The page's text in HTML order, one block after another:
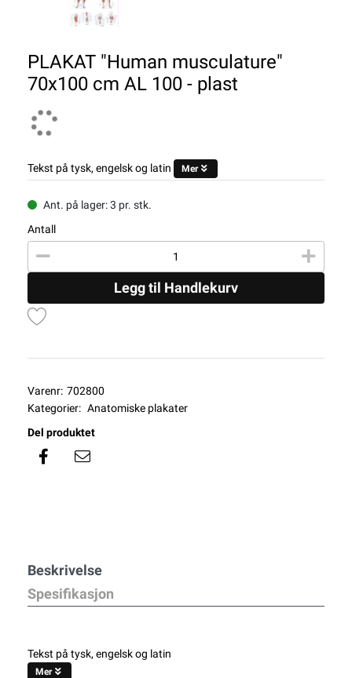
PLAKAT "Human musculature"
70x100 cm AL 100 - plast
Tekst på tysk, engelsk og latin Mer
Ant. på lager: 3 pr. stk.
Antall
Legg til Handlekurv
Varenr: 702800
Kategorier: Anatomiske plakater
Del produktet
Beskrivelse
Spesifikasjon
Tekst på tysk, engelsk og latin
Mer